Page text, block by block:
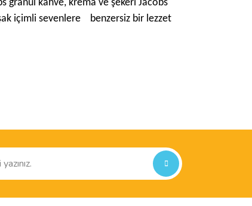
granül kahve, krema ve şekeri Jacobs
içimli sevenlere benzersiz bir lezzet